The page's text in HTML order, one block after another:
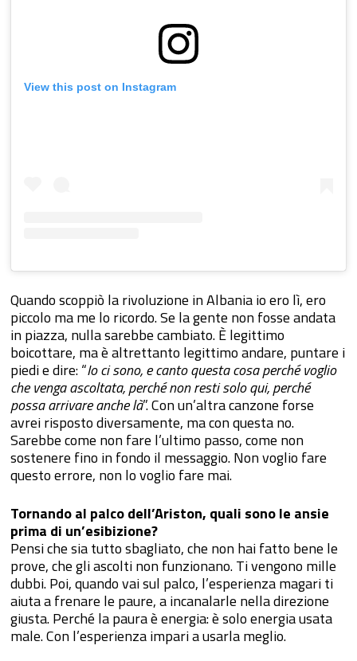
View this post on Instagram
Quando scoppiò la rivoluzione in Albania io ero lì, ero
piccolo ma me lo ricordo. Se la gente non fosse andata
in piazza, nulla sarebbe cambiato. È legittimo
boicottare, ma è altrettanto legittimo andare, puntare i
piedi e dire: “Io ci sono, e canto questa cosa perché voglio
che venga ascoltata, perché non resti solo qui, perché
possa arrivare anche là”. Con un’altra canzone forse
avrei risposto diversamente, ma con questa no.
Sarebbe come non fare l’ultimo passo, come non
sostenere fino in fondo il messaggio. Non voglio fare
questo errore, non lo voglio fare mai.
Tornando al palco dell’Ariston, quali sono le ansie
prima di un’esibizione?
Pensi che sia tutto sbagliato, che non hai fatto bene le
prove, che gli ascolti non funzionano. Ti vengono mille
dubbi. Poi, quando vai sul palco, l’esperienza magari ti
aiuta a frenare le paure, a incanalarle nella direzione
giusta. Perché la paura è energia: è solo energia usata
male. Con l’esperienza impari a usarla meglio.